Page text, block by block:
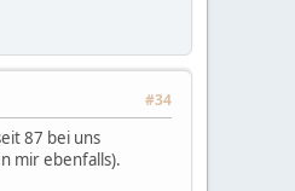
#34
87 bei uns
mir ebenfalls).